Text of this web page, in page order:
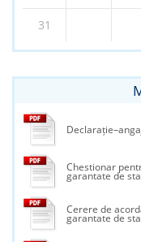
31
Chestionar
garantate de
Cerere de
garantate de